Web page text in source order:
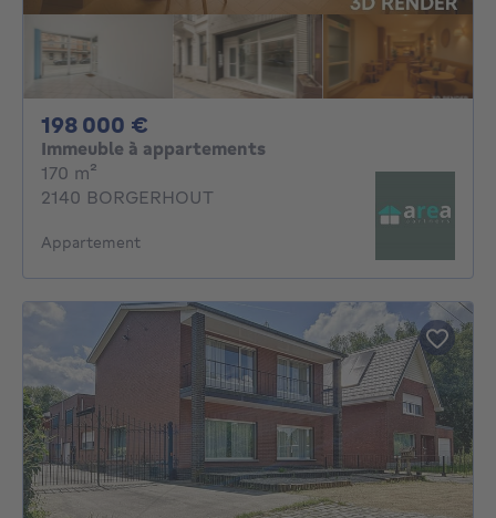
198 000 €
Immeuble à appartements
170 m²
2140 BORGERHOUT
Appartement